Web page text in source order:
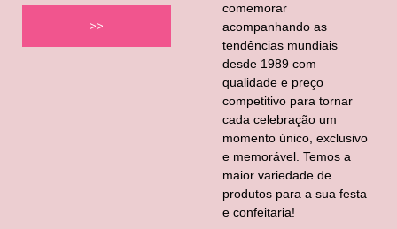
>>
comemorar
acompanhando as
tendências mundiais
desde 1989 com
qualidade e preço
competitivo para tornar
cada celebração um
momento único, exclusivo
e memorável. Temos a
maior variedade de
produtos para a sua festa
e confeitaria!